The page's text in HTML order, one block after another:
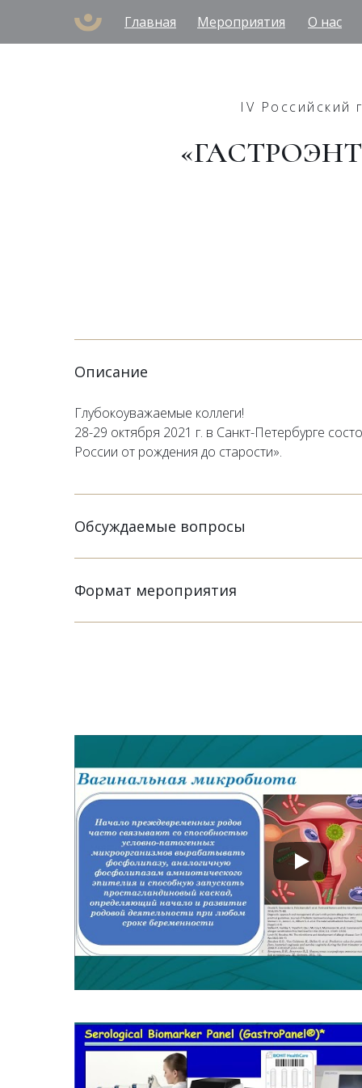
Главная Мероприятия О нас
IV Российский
Описание
Глубокоуважаемые коллеги!
28-29 октября 2021 г. в Санкт-Петербурге
России от рождения до старости».
Обсуждаемые вопросы
Формат мероприятия